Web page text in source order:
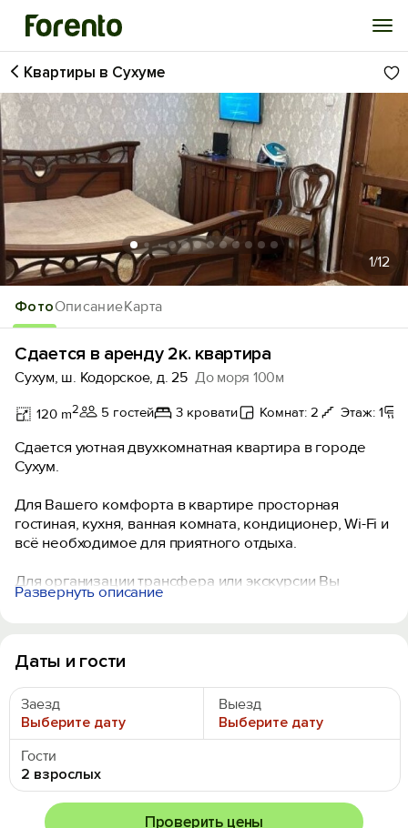
Войти
Избранное
История просмотра
Добавить свой объект
ФотоОписаниеКарта
Квартиры в Сухуме
1/12
Сдается в аренду 2к. квартира
Сухум, ш. Кодорское, д. 25 До моря 100м
120 m2 5 гостей 3 кровати Комнат: 2 Этаж: 1
Сдается уютная двухкомнатная квартира в городе
Сухум.
Для Вашего комфорта в квартире просторная
гостиная, кухня, ванная комната, кондиционер, Wi-Fi и
всё необходимое для приятного отдыха.
Для организации трансфера или экскурсии Вы
можете обратиться к администратору.
Развернуть описание
Даты и гости
Заезд
Выберите дату
Выезд
Выберите дату
Гости
2 взрослых
Проверить цены